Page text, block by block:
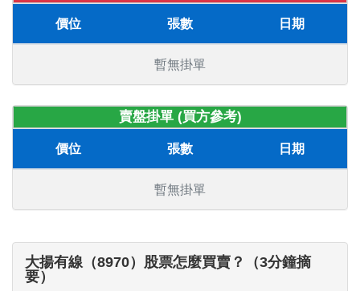
價位 張數 日期
暫無掛單
賣盤掛單 (買方參考)
價位 張數 日期
暫無掛單
大揚有線（8970）股票怎麼買賣？（3分鐘摘
要）